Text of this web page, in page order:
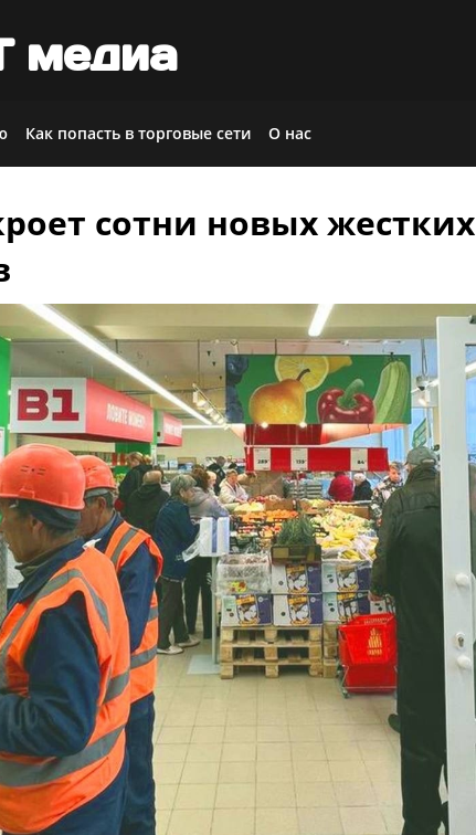
медиа
Как попасть в торговые сети О нас
сотни новых жестких